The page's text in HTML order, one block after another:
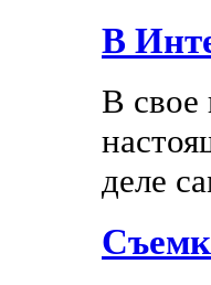
В
В свое
деле